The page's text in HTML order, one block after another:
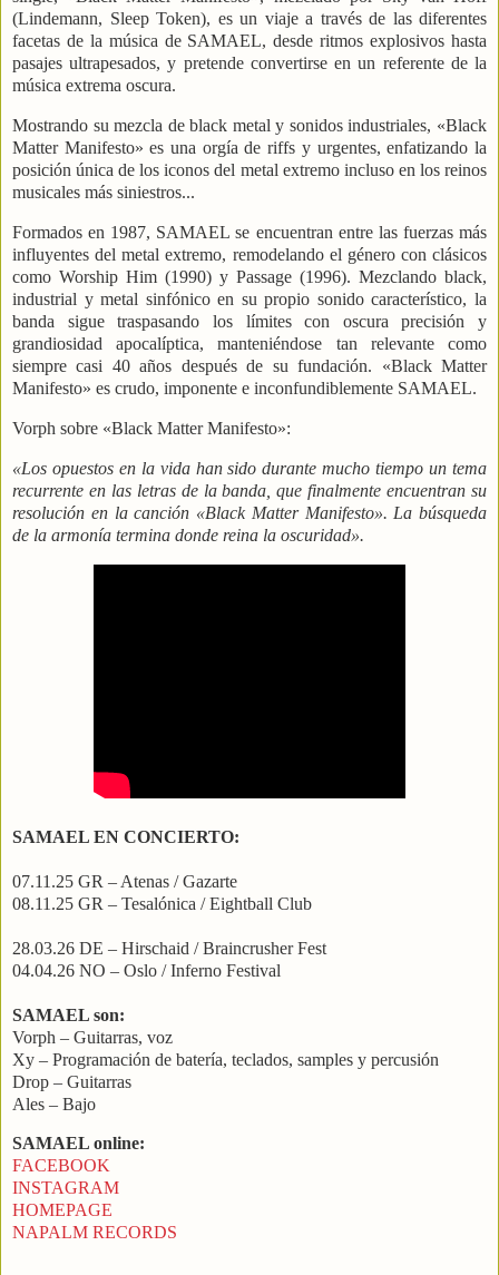
(Lindemann, Sleep Token), es un viaje a través de las diferentes
facetas de la música de SAMAEL, desde ritmos explosivos hasta
pasajes ultrapesados, y pretende convertirse en un referente de la
música extrema oscura.
Mostrando su mezcla de black metal y sonidos industriales, «Black
Matter Manifesto» es una orgía de riffs y urgentes, enfatizando la
posición única de los iconos del metal extremo incluso en los reinos
musicales más siniestros...
Formados en 1987, SAMAEL se encuentran entre las fuerzas más
influyentes del metal extremo, remodelando el género con clásicos
como Worship Him (1990) y Passage (1996). Mezclando black,
industrial y metal sinfónico en su propio sonido característico, la
banda sigue traspasando los límites con oscura precisión y
grandiosidad apocalíptica, manteniéndose tan relevante como
siempre casi 40 años después de su fundación. «Black Matter
Manifesto» es crudo, imponente e inconfundiblemente SAMAEL.
Vorph sobre «Black Matter Manifesto»:
«Los opuestos en la vida han sido durante mucho tiempo un tema
recurrente en las letras de la banda, que finalmente encuentran su
resolución en la canción «Black Matter Manifesto». La búsqueda
de la armonía termina donde reina la oscuridad».
SAMAEL EN CONCIERTO:
07.11.25 GR – Atenas / Gazarte
08.11.25 GR – Tesalónica / Eightball Club
28.03.26 DE – Hirschaid / Braincrusher Fest
04.04.26 NO – Oslo / Inferno Festival
SAMAEL son:
Vorph – Guitarras, voz
Xy – Programación de batería, teclados, samples y percusión
Drop – Guitarras
Ales – Bajo
SAMAEL online:
FACEBOOK
INSTAGRAM
HOMEPAGE
NAPALM RECORDS